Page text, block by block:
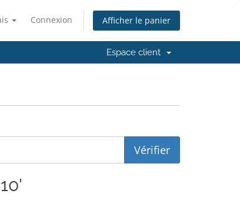
Connexion Afficher le panier
Espace client